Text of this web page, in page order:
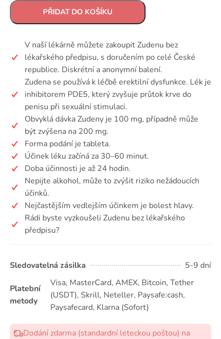
PŘIDAT DO KOŠÍKU
V naší lékárně můžete zakoupit Zudenu bez
lékařského předpisu, s doručením po celé České
republice. Diskrétní a anonymní balení.
Zudena se používá k léčbě erektilní dysfunkce. Lék je
inhibitorem PDE5, který zvyšuje průtok krve do
penisu při sexuální stimulaci.
Obvyklá dávka Zudeny je 100 mg, případně může
být zvýšena na 200 mg.
Forma podání je tableta.
Účinek léku začíná za 30–60 minut.
Doba účinnosti je až 24 hodin.
Nepijte alkohol, může to zvýšit riziko nežádoucích
účinků.
Nejčastějším vedlejším účinkem je bolest hlavy.
Rádi byste vyzkoušeli Zudenu bez lékařského
předpisu?
Sledovatelná zásilka 5-9 dní
Platební
metody
Visa, MasterCard, AMEX, Bitcoin, Tether
(USDТ), Skrill, Neteller, Paysafe:cash,
Paysafecard, Klarna (Sofort)
Dodání zdarma (standardní leteckou poštou) na